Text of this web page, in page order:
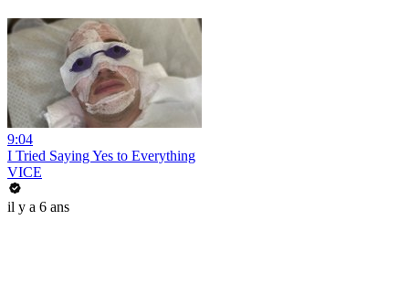
9:04
I Tried Saying Yes to Everything
VICE
il y a 6 ans